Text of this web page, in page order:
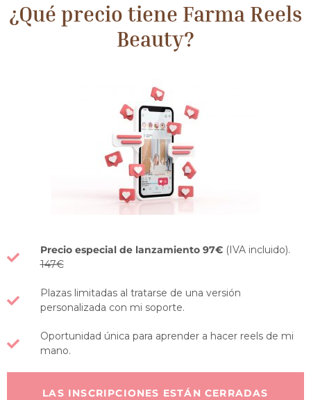
¿Qué precio tiene Farma Reels
Beauty?
Precio especial de lanzamiento 97€(IVA incluido).
147€
Plazas limitadas al tratarse de una versión
personalizada con mi soporte.
Oportunidad única para aprender a hacer reels de mi
mano.
LAS INSCRIPCIONES ESTÁN CERRADAS